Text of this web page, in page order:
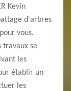
Kevin
d'arbres
vous.
travaux se
les
établir un
les